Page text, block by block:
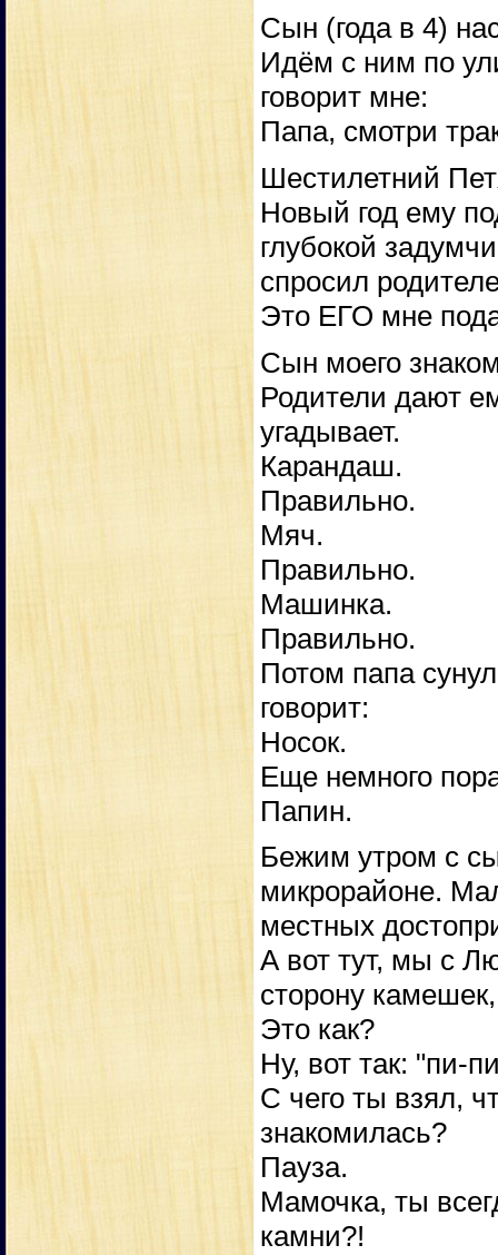
Сын (года в 4)
Идём с ним по
говорит мне:
Папа, смотри
Шестилетний
Новый год ему
глубокой
спросил
Это ЕГО мне
Сын моего
Родители дают
угадывает.
Карандаш.
Правильно.
Мяч.
Правильно.
Машинка.
Правильно.
Потом папа
говорит:
Носок.
Еще немного
Папин.
Бежим утром с
микрорайоне.
местных
А вот тут, мы с
сторону
Это как?
Ну, вот так: "пи-
С чего ты взял,
знакомилась?
Пауза.
Мамочка, ты
камни?!